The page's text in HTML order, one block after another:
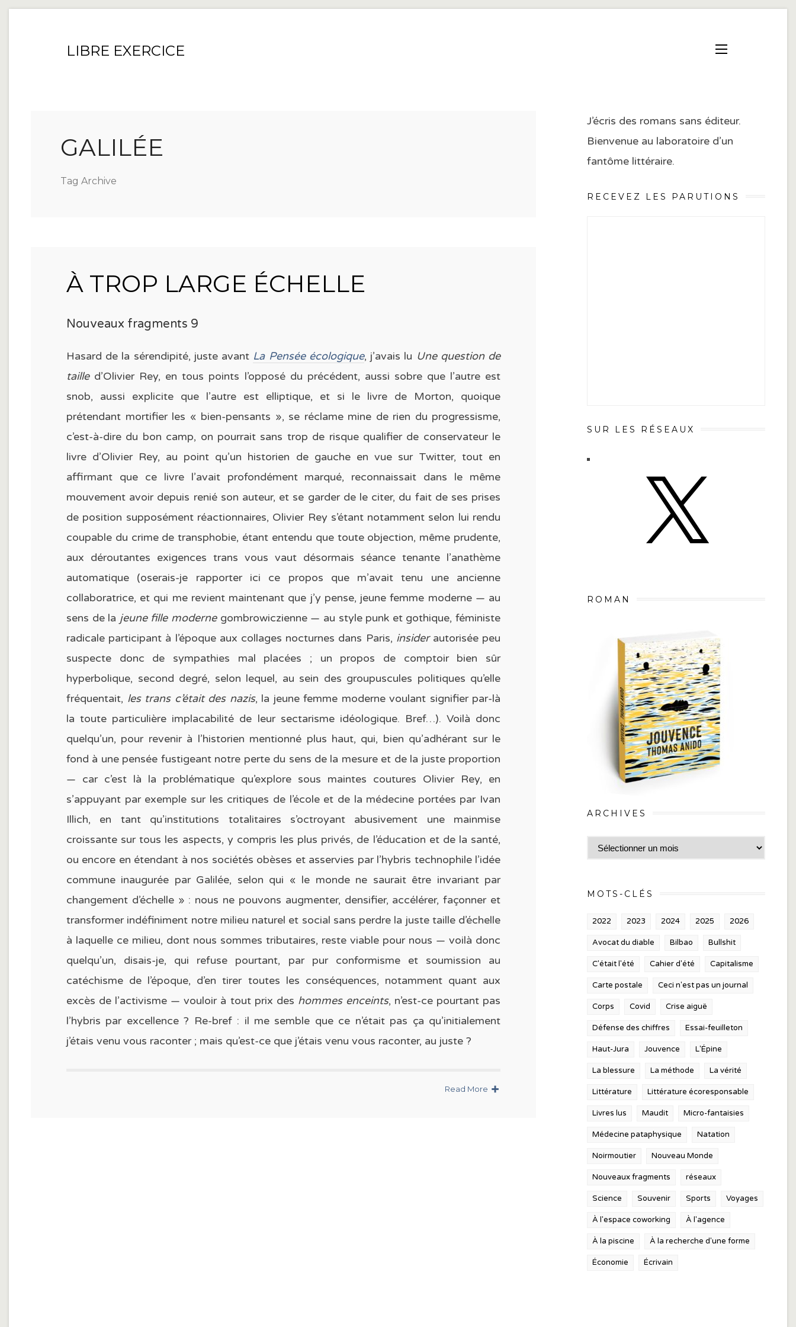
LIBRE EXERCICE
GALILÉE
Tag Archive
À TROP LARGE ÉCHELLE
Nouveaux fragments 9
Hasard de la sérendipité, juste avant La Pensée écologique, j’avais lu Une question de
tailled’Olivier Rey, en tous points l’opposé du précédent, aussi sobre que l’autre est
snob, aussi explicite que l’autre est elliptique, et si le livre de Morton, quoique
prétendant mortifier les « bien-pensants », se réclame mine de rien du progressisme,
c’est-à-dire du bon camp, on pourrait sans trop de risque qualifier de conservateur le
livre d’Olivier Rey, au point qu’un historien de gauche en vue sur Twitter, tout en
affirmant que ce livre l’avait profondément marqué, reconnaissait dans le même
mouvement avoir depuis renié son auteur, et se garder de le citer, du fait de ses prises
de position supposément réactionnaires, Olivier Rey s’étant notamment selon lui rendu
coupable du crime de transphobie, étant entendu que toute objection, même prudente,
aux déroutantes exigences trans vous vaut désormais séance tenante l’anathème
automatique (oserais-je rapporter ici ce propos que m’avait tenu une ancienne
collaboratrice, et qui me revient maintenant que j’y pense, jeune femme moderne — au
sens de la jeune fille modernegombrowiczienne — au style punk et gothique, féministe
radicale participant à l’époque aux collages nocturnes dans Paris, insiderautorisée peu
suspecte donc de sympathies mal placées ; un propos de comptoir bien sûr
hyperbolique, second degré, selon lequel, au sein des groupuscules politiques qu’elle
fréquentait, les trans c’était des nazis, la jeune femme moderne voulant signifier par-là
la toute particulière implacabilité de leur sectarisme idéologique. Bref…). Voilà donc
quelqu’un, pour revenir à l’historien mentionné plus haut, qui, bien qu’adhérant sur le
fond à une pensée fustigeant notre perte du sens de la mesure et de la juste proportion
— car c’est là la problématique qu’explore sous maintes coutures Olivier Rey, en
s’appuyant par exemple sur les critiques de l’école et de la médecine portées par Ivan
Illich, en tant qu’institutions totalitaires s’octroyant abusivement une mainmise
croissante sur tous les aspects, y compris les plus privés, de l’éducation et de la santé,
ou encore en étendant à nos sociétés obèses et asservies par l’hybris technophile l’idée
commune inaugurée par Galilée, selon qui « le monde ne saurait être invariant par
changement d’échelle » : nous ne pouvons augmenter, densifier, accélérer, façonner et
transformer indéfiniment notre milieu naturel et social sans perdre la juste taille d’échelle
à laquelle ce milieu, dont nous sommes tributaires, reste viable pour nous — voilà donc
quelqu’un, disais-je, qui refuse pourtant, par pur conformisme et soumission au
catéchisme de l’époque, d’en tirer toutes les conséquences, notamment quant aux
excès de l’activisme — vouloir à tout prix des hommes enceints, n’est-ce pourtant pas
l’hybris par excellence ? Re-bref : il me semble que ce n’était pas ça qu’initialement
j’étais venu vous raconter ; mais qu’est-ce que j’étais venu vous raconter, au juste ?
Read More
J’écris des romans sans éditeur.
Bienvenue au laboratoire d’un
fantôme littéraire.
RECEVEZ LES PARUTIONS
SUR LES RÉSEAUX
ROMAN
ARCHIVES
Archives
MOTS-CLÉS
2022 2023 2024 2025 2026
Avocat du diable Bilbao Bullshit
C'était l'été Cahier d'été Capitalisme
Carte postale Ceci n'est pas un journal
Corps Covid Crise aiguë
Défense des chiffres Essai-feuilleton
Haut-Jura Jouvence L'Épine
La blessure La méthode La vérité
Littérature Littérature écoresponsable
Livres lus Maudit Micro-fantaisies
Médecine pataphysique Natation
Noirmoutier Nouveau Monde
Nouveaux fragments réseaux
Science Souvenir Sports Voyages
À l'espace coworking À l'agence
À la piscine À la recherche d'une forme
Économie Écrivain